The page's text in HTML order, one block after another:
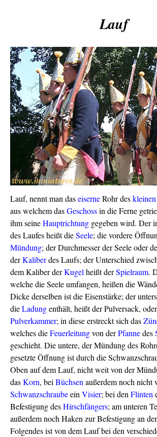
Lauf
Lauf, nennt man daseiserneRohr des
aus welchem dasGeschossin die Ferne
ihm seineHauptrichtung gegeben wird. Der
des Laufes heißt dieSeele; die vordere
Mündung; der Durchmesser der Seele oder
derKaliberdes Laufs; der Unterschied
dem Kaliber derKugel heißt derSpielraum.
welche die Seele umfangen, heißen die
Dicke derselben ist die Eisenstärke; der
dieLadungenthält, heißt der Pulversack,
Pulverkammer; in diese erstreckt sich das
welches dieFeuerleitungvon derPfannedes
geschieht. Die untere, der Mündung des
gesetzte Öffnung ist durch die
Oben auf dem Lauf, nicht weit von der
dasKorn, bei Büchsen außerdem noch nicht
Schwanzschraubeein Visier; bei den Flinten
Befestigung desHirschfängers; am unteren
außerdem noch Haken zur Befestigung an
Folgendes ist von dem Lauf bei den